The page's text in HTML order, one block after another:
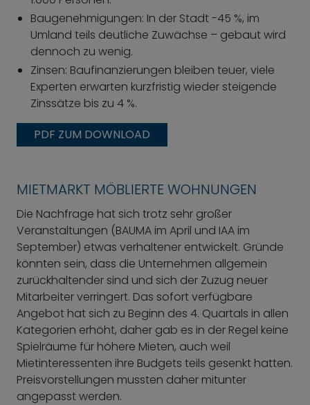
Baugenehmigungen: In der Stadt -45 %, im
Umland teils deutliche Zuwächse – gebaut wird
dennoch zu wenig.
Zinsen: Baufinanzierungen bleiben teuer, viele
Experten erwarten kurzfristig wieder steigende
Zinssätze bis zu 4 %.
PDF ZUM DOWNLOAD
MIETMARKT MÖBLIERTE WOHNUNGEN
Die Nachfrage hat sich trotz sehr großer
Veranstaltungen (BAUMA im April und IAA im
September) etwas verhaltener entwickelt. Gründe
könnten sein, dass die Unternehmen allgemein
zurückhaltender sind und sich der Zuzug neuer
Mitarbeiter verringert. Das sofort verfügbare
Angebot hat sich zu Beginn des 4. Quartals in allen
Kategorien erhöht, daher gab es in der Regel keine
Spielräume für höhere Mieten, auch weil
Mietinteressenten ihre Budgets teils gesenkt hatten.
Preisvorstellungen mussten daher mitunter
angepasst werden.